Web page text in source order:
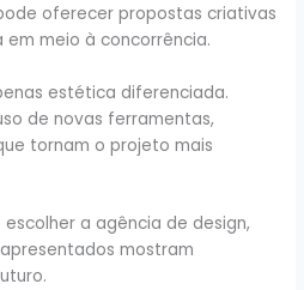
oferecer propostas criativas
meio à concorrência.
estética diferenciada.
de novas ferramentas,
tornam o projeto mais
a agência de design,
mostram